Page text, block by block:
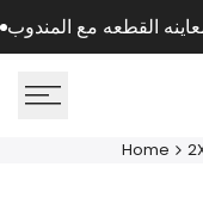
toالقطعه مع المندوب
Home